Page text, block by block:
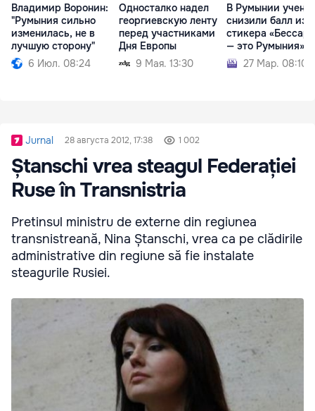
Владимир Воронин:
"Румыния сильно
изменилась, не в
лучшую сторону"
6 Июл. 08:24
Односталко надел
георгиевскую ленту
перед участниками
Дня Европы
9 Мая. 13:30
В Румынии
снизили балл из-
стикера
— это Румыния»
27 Мар. 08:10
Jurnal 28 августа 2012, 17:38 1 002
Ștanschi vrea steagul Federației
Ruse în Transnistria
Pretinsul ministru de externe din regiunea
transnistreană, Nina Ștanschi, vrea ca pe clădirile
administrative din regiune să fie instalate
steagurile Rusiei.